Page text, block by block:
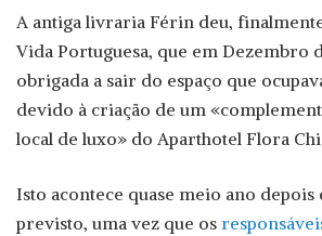
A antiga livraria Férin deu,
Vida Portuguesa, que em Dezembro
obrigada a sair do espaço que
devido à criação de um
local de luxo» do Aparthotel Flora
Isto acontece quase meio ano depois
previsto, uma vez que os